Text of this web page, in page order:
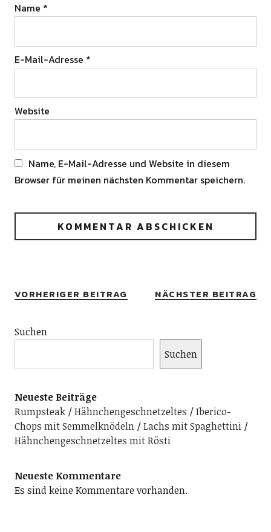
Name *
E-Mail-Adresse *
Website
Name, E-Mail-Adresse und Website in diesem
Browser für meinen nächsten Kommentar speichern.
VORHERIGER BEITRAG NÄCHSTER BEITRAG
Suchen
Suchen
Neueste Beiträge
Rumpsteak
Hähnchengeschnetzeltes
Iberico-
Chops mit Semmelknödeln
Lachs mit Spaghettini
Hähnchengeschnetzeltes mit Rösti
Neueste Kommentare
Es sind keine Kommentare vorhanden.